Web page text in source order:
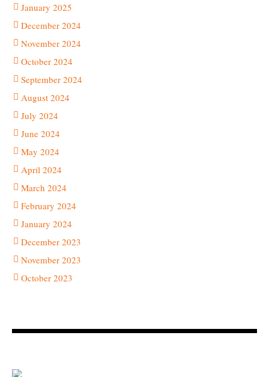
January 2025
December 2024
November 2024
October 2024
September 2024
August 2024
July 2024
June 2024
May 2024
April 2024
March 2024
February 2024
January 2024
December 2023
November 2023
October 2023